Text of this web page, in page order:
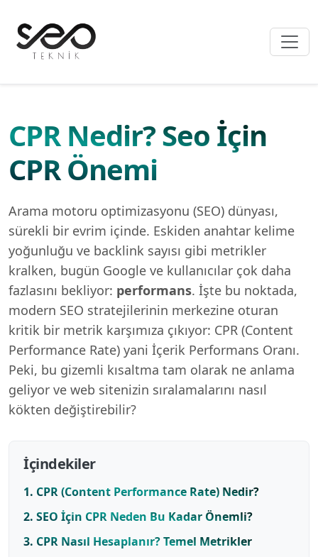
CPR Nedir? Seo İçin
CPR Önemi
Arama motoru optimizasyonu (SEO) dünyası,
sürekli bir evrim içinde. Eskiden anahtar kelime
yoğunluğu ve backlink sayısı gibi metrikler
kralken, bugün Google ve kullanıcılar çok daha
fazlasını bekliyor: performans. İşte bu noktada,
modern SEO stratejilerinin merkezine oturan
kritik bir metrik karşımıza çıkıyor: CPR (Content
Performance Rate) yani İçerik Performans Oranı.
Peki, bu gizemli kısaltma tam olarak ne anlama
geliyor ve web sitenizin sıralamalarını nasıl
kökten değiştirebilir?
İçindekiler
1. CPR (Content Performance Rate) Nedir?
2. SEO İçin CPR Neden Bu Kadar Önemli?
3. CPR Nasıl Hesaplanır? Temel Metrikler